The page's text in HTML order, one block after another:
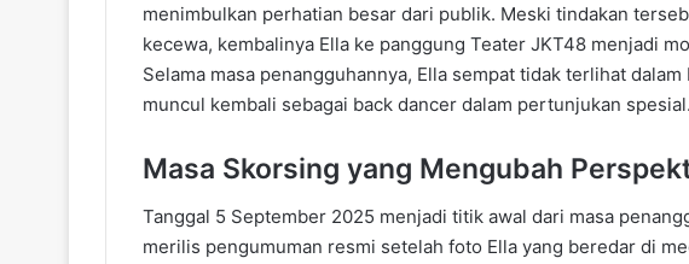
menimbulkan perhatian besar dari publik. Meski tindakan
kecewa, kembalinya Ella ke panggung Teater JKT48 menjadi
Selama masa penangguhannya, Ella sempat tidak terlihat
muncul kembali sebagai back dancer dalam pertunjukan spesial.
Masa Skorsing yang Mengubah
Tanggal 5 September 2025 menjadi titik awal dari masa
merilis pengumuman resmi setelah foto Ella yang beredar di